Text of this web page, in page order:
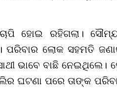
ହୋଇ ରହିଗଲା।
ପରିବାର ଲୋକ ସହମତି
ଭାବେ ବାଛି ନେଇଥିଲେ।
ଘଟଣା ପରେ ତାଙ୍କ